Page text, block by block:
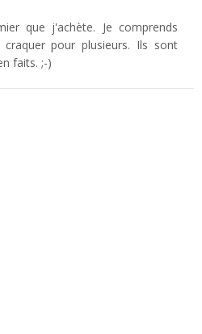
que j'achète. Je comprends
craquer pour plusieurs. Ils sont
faits. ;-)